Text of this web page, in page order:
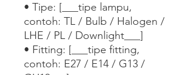
• Tipe: [___tipe lampu,
contoh: TL / Bulb / Halogen /
LHE / PL / Downlight___]
• Fitting: [___tipe fitting,
contoh: E27 / E14 / G13 /